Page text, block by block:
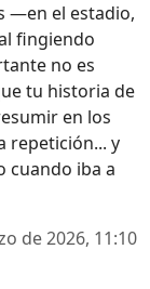
—en el estadio,
fingiendo
no es
tu historia de
en los
repetición... y
cuando iba a
de 2026, 11:10